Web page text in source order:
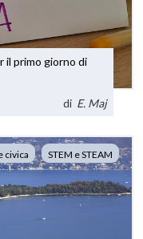
il primo giorno di
di E. Maj
civica STEM e STEAM